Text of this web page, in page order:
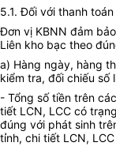
5.1. Đối với thanh
Đơn vị KBNN đảm
Liên kho bạc theo
a) Hàng ngày, hàng
kiểm tra, đối chiếu số
- Tổng số tiền trên
tiết LCN, LCC có
đúng với phát sinh
tỉnh, chi tiết LCN,